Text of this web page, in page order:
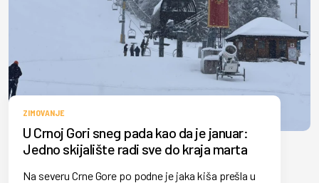
ZIMOVANJE
U Crnoj Gori sneg pada kao da je januar:
Jedno skijalište radi sve do kraja marta
Na severu Crne Gore po podne je jaka kiša prešla u